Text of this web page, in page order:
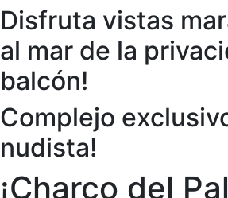
Disfruta vistas
al mar de la
balcón!
Complejo
nudista!
¡Charco del